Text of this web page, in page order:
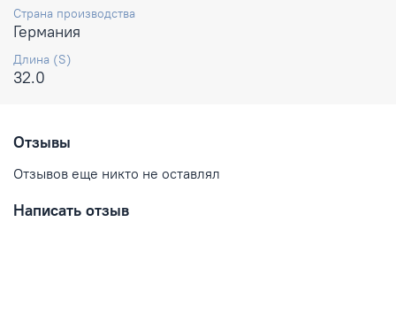
Страна производства
Германия
Длина (S)
32.0
Отзывы
Отзывов еще никто не оставлял
Написать отзыв